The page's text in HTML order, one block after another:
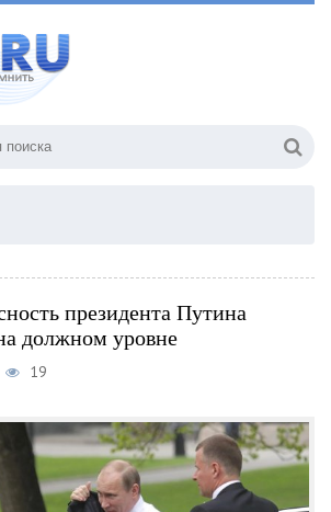
президента Путина
должном уровне
19